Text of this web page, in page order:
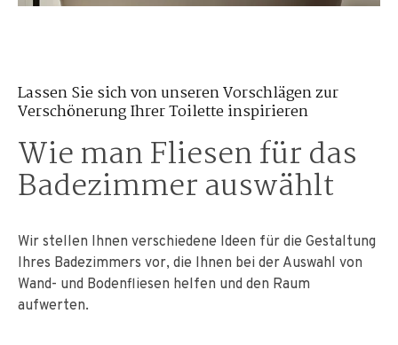
Lassen Sie sich von unseren Vorschlägen zur
Verschönerung Ihrer Toilette inspirieren
Wie man Fliesen für das
Badezimmer auswählt
Wir stellen Ihnen verschiedene Ideen für die Gestaltung
Ihres Badezimmers vor, die Ihnen bei der Auswahl von
Wand- und Bodenfliesen helfen und den Raum
aufwerten.